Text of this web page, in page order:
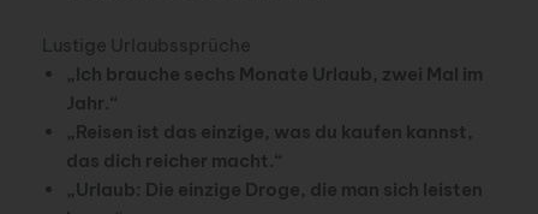
Lustige Urlaubssprüche
„Ich brauche sechs Monate Urlaub, zwei Mal im
Jahr.“
„Reisen ist das einzige, was du kaufen kannst,
das dich reicher macht.“
„Urlaub: Die einzige Droge, die man sich leisten